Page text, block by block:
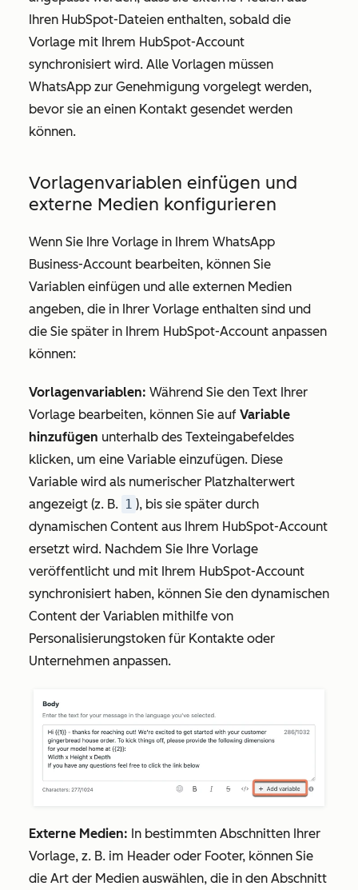
Ihren HubSpot-Dateien enthalten, sobald die
Vorlage mit Ihrem HubSpot-Account
synchronisiert wird. Alle Vorlagen müssen
WhatsApp zur Genehmigung vorgelegt werden,
bevor sie an einen Kontakt gesendet werden
können.
Vorlagenvariablen einfügen und
externe Medien konfigurieren
Wenn Sie Ihre Vorlage in Ihrem WhatsApp
Business-Account bearbeiten, können Sie
Variablen einfügen und alle externen Medien
angeben, die in Ihrer Vorlage enthalten sind und
die Sie später in Ihrem HubSpot-Account anpassen
können:
Vorlagenvariablen: Während Sie den Text Ihrer
Vorlage bearbeiten, können Sie auf Variable
hinzufügen unterhalb des Texteingabefeldes
klicken, um eine Variable einzufügen. Diese
Variable wird als numerischer Platzhalterwert
angezeigt (z. B. 1 ), bis sie später durch
dynamischen Content aus Ihrem HubSpot-Account
ersetzt wird. Nachdem Sie Ihre Vorlage
veröffentlicht und mit Ihrem HubSpot-Account
synchronisiert haben, können Sie den dynamischen
Content der Variablen mithilfe von
Personalisierungstoken für Kontakte oder
Unternehmen anpassen.
Externe Medien: In bestimmten Abschnitten Ihrer
Vorlage, z. B. im Header oder Footer, können Sie
die Art der Medien auswählen, die in den Abschnitt